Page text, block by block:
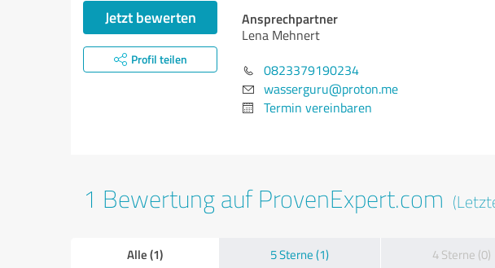
Jetzt bewerten
Profil teilen
Ansprechpartner
Lena Mehnert
0823379190234
wasserguru@proton.me
Termin vereinbaren
1 Bewertung auf ProvenExpert.com
Alle (1) 5 Sterne (1) 4 Sterne (0)